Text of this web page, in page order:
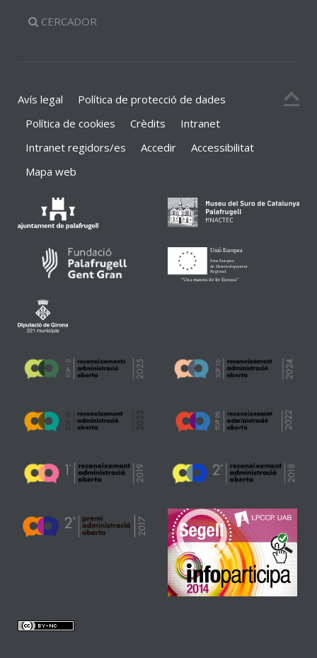
CERCADOR
Avís legal
Política de protecció de dades
Política de cookies
Crèdits
Intranet
Intranet regidors/es
Accedir
Accessibilitat
Mapa web